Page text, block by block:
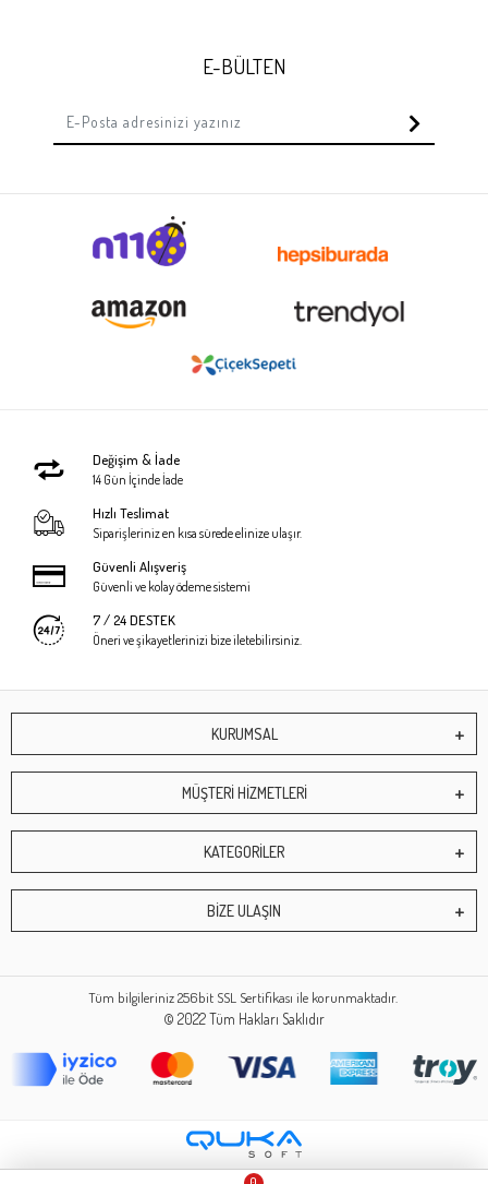
E-BÜLTEN
Değişim & İade
14 Gün İçinde İade
Hızlı Teslimat
Siparişleriniz en kısa sürede elinize ulaşır.
Güvenli Alışveriş
Güvenli ve kolay ödeme sistemi
7 / 24 DESTEK
Öneri ve şikayetlerinizi bize iletebilirsiniz.
KURUMSAL
MÜŞTERİ HİZMETLERİ
KATEGORİLER
BİZE ULAŞIN
Tüm bilgileriniz 256bit SSL Sertifikası ile korunmaktadır.
© 2022Tüm Hakları Saklıdır